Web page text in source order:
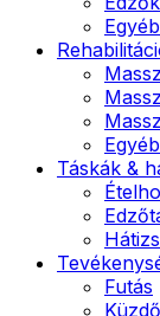
Táskák &
Futás